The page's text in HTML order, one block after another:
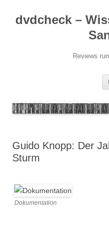
springen
dvdcheck –
Reviews
Guido Knopp: Der
Sturm
Dokumentation